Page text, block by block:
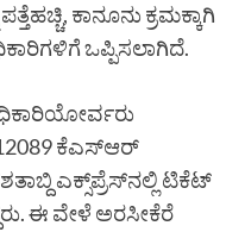
ಕಾನೂನು ಕ್ರಮಕ್ಕಾಗಿ
ಒಪ್ಪಿಸಲಾಗಿದೆ.
12089 ಕೆಎಸ್‌ಆರ್
ಎಕ್ಸ್‌ಪ್ರೆಸ್‌ನಲ್ಲಿ ಟಿಕೆಟ್
ಈ ವೇಳೆ ಅರಸೀಕೆರೆ